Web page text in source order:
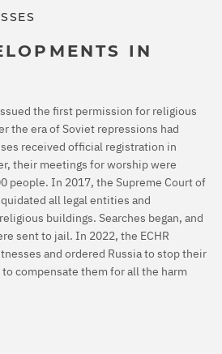
IN
the first permission for religious
the era of Soviet repressions had
received official registration in
their meetings for worship were
people. In 2017, the Supreme Court of
all legal entities and
buildings. Searches began, and
sent to jail. In 2022, the ECHR
and ordered Russia to stop their
compensate them for all the harm